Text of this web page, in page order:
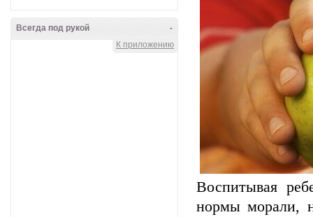
-
Всегда под рукой
К приложению
Воспитывая
нормы морали,